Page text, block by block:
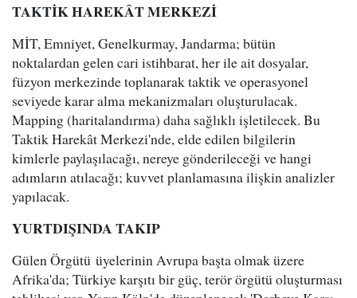
TAKTİK HAREKÂT MERKEZİ
MİT, Emniyet, Genelkurmay, Jandarma; bütün
noktalardan gelen cari istihbarat, her ile ait dosyalar,
füzyon merkezinde toplanarak taktik ve operasyonel
seviyede karar alma mekanizmaları oluşturulacak.
Mapping (haritalandırma) daha sağlıklı işletilecek. Bu
Taktik Harekât Merkezi'nde, elde edilen bilgilerin
kimlerle paylaşılacağı, nereye gönderileceği ve hangi
adımların atılacağı; kuvvet planlamasına ilişkin analizler
yapılacak.
YURTDIŞINDA TAKIP
Gülen Örgütü üyelerinin Avrupa başta olmak üzere
Afrika'da; Türkiye karşıtı bir güç, terör örgütü oluşturması